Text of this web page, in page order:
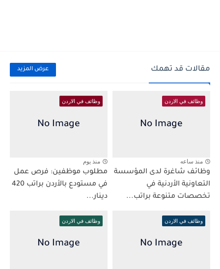
مقالات قد تهمك عرض المزيد
وظائف في الاردن
منذ ساعه
وظائف شاغرة لدى المؤسسة
التعاونية الأردنية في
تخصصات متنوعة براتب...
وظائف في الاردن
منذ يوم
مطلوب موظفين: فرص عمل
في مستودع بالأردن براتب 420
دينار...
وظائف في الاردن وظائف في الاردن